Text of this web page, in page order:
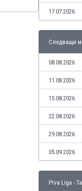
17.07.2026
Следващи
08.08.2026
11.08.2026
15.08.2026
22.08.2026
29.08.2026
05.09.2026
Prva Liga -